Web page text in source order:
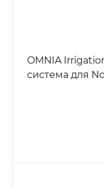
OMNIA
система для